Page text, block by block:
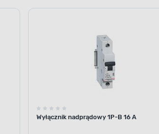
Wyłącznik nadprądowy 1P-B 16 A